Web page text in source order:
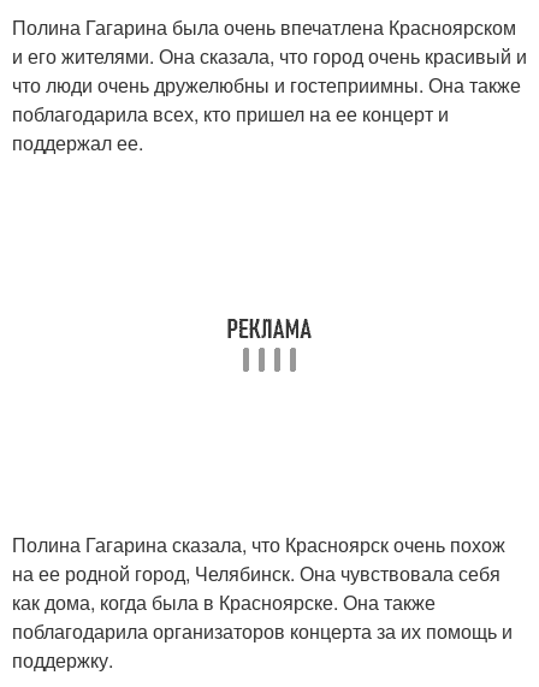
Полина Гагарина была очень впечатлена Красноярском
и его жителями. Она сказала, что город очень красивый и
что люди очень дружелюбны и гостеприимны. Она также
поблагодарила всех, кто пришел на ее концерт и
поддержал ее.
Полина Гагарина сказала, что Красноярск очень похож
на ее родной город, Челябинск. Она чувствовала себя
как дома, когда была в Красноярске. Она также
поблагодарила организаторов концерта за их помощь и
поддержку.